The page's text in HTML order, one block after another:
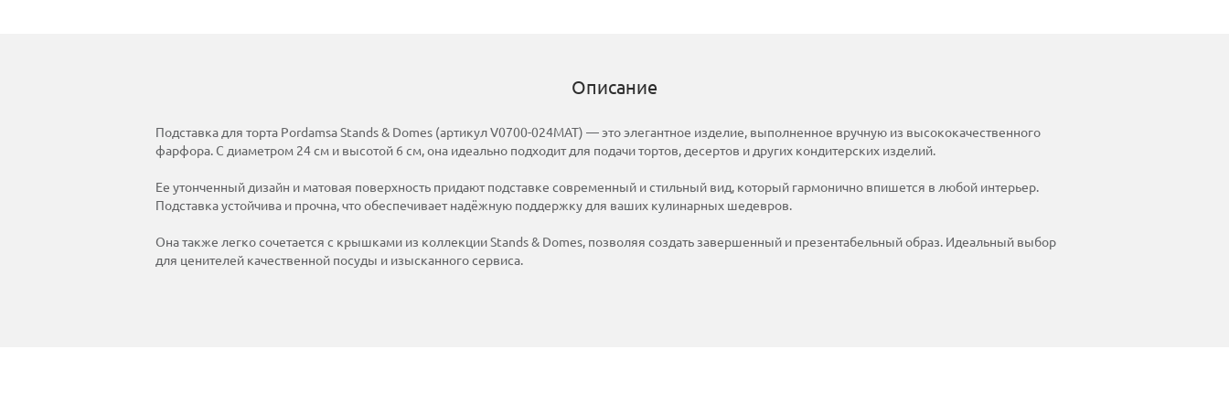
Описание
Подставка для торта Pordamsa Stands & Domes (артикул V0700-024MAT) — это элегантное изделие, выполненное вручную из высококачественного
фарфора. С диаметром 24 см и высотой 6 см, она идеально подходит для подачи тортов, десертов и других кондитерских изделий.
Ее утонченный дизайн и матовая поверхность придают подставке современный и стильный вид, который гармонично впишется в любой интерьер.
Подставка устойчива и прочна, что обеспечивает надёжную поддержку для ваших кулинарных шедевров.
Она также легко сочетается с крышками из коллекции Stands & Domes, позволяя создать завершенный и презентабельный образ. Идеальный выбор
для ценителей качественной посуды и изысканного сервиса.